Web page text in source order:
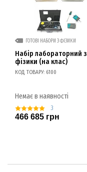
ГОТОВІ НАБОРИ З ФІЗИКИ
Набір лабораторний з
фізики (на клас)
КОД ТОВАРУ: 6100
Немає в наявності
3
466 685 грн